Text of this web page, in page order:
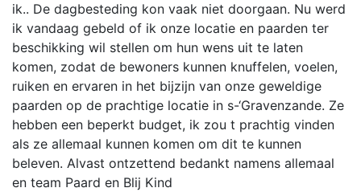
ik.. De dagbesteding kon vaak niet doorgaan. Nu werd
ik vandaag gebeld of ik onze locatie en paarden ter
beschikking wil stellen om hun wens uit te laten
komen, zodat de bewoners kunnen knuffelen, voelen,
ruiken en ervaren in het bijzijn van onze geweldige
paarden op de prachtige locatie in s-‘Gravenzande. Ze
hebben een beperkt budget, ik zou t prachtig vinden
als ze allemaal kunnen komen om dit te kunnen
beleven. Alvast ontzettend bedankt namens allemaal
en team Paard en Blij Kind